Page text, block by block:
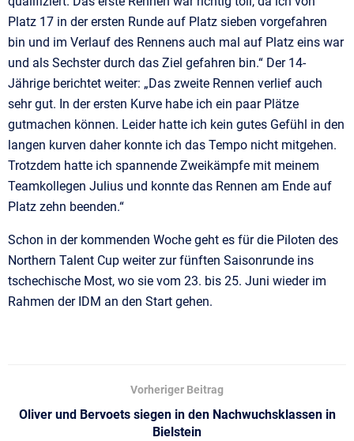
Platz 17 in der ersten Runde auf Platz sieben vorgefahren
bin und im Verlauf des Rennens auch mal auf Platz eins war
und als Sechster durch das Ziel gefahren bin.“ Der 14-
Jährige berichtet weiter: „Das zweite Rennen verlief auch
sehr gut. In der ersten Kurve habe ich ein paar Plätze
gutmachen können. Leider hatte ich kein gutes Gefühl in den
langen kurven daher konnte ich das Tempo nicht mitgehen.
Trotzdem hatte ich spannende Zweikämpfe mit meinem
Teamkollegen Julius und konnte das Rennen am Ende auf
Platz zehn beenden.“
Schon in der kommenden Woche geht es für die Piloten des
Northern Talent Cup weiter zur fünften Saisonrunde ins
tschechische Most, wo sie vom 23. bis 25. Juni wieder im
Rahmen der IDM an den Start gehen.
Vorheriger Beitrag
Oliver und Bervoets siegen in den Nachwuchsklassen in
Bielstein